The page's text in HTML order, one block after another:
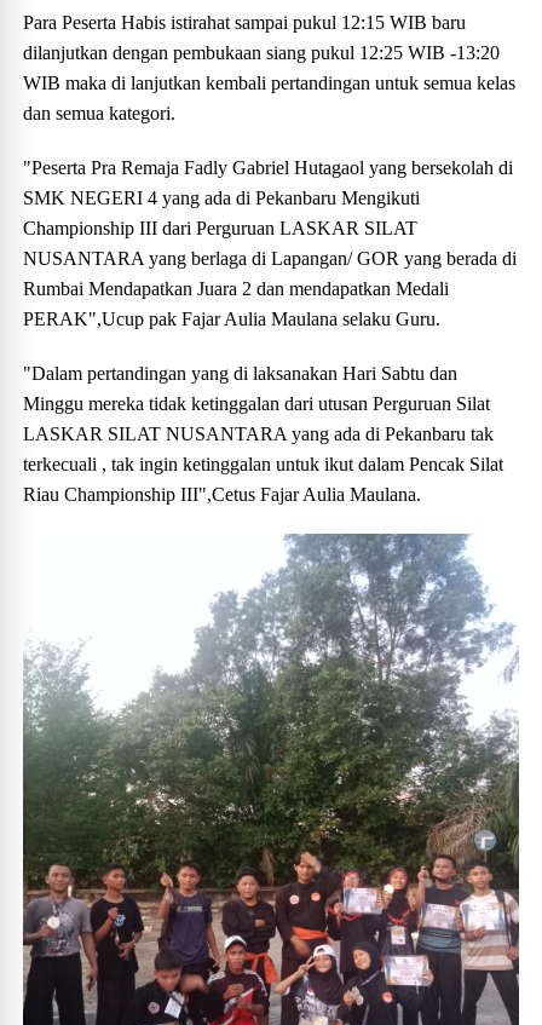
Para Peserta Habis istirahat sampai pukul 12:15 WIB baru
dilanjutkan dengan pembukaan siang pukul 12:25 WIB -13:20
WIB maka di lanjutkan kembali pertandingan untuk semua kelas
dan semua kategori.
"Peserta Pra Remaja Fadly Gabriel Hutagaol yang bersekolah di
SMK NEGERI 4 yang ada di Pekanbaru Mengikuti
Championship III dari Perguruan LASKAR SILAT
NUSANTARA yang berlaga di Lapangan/ GOR yang berada di
Rumbai Mendapatkan Juara 2 dan mendapatkan Medali
PERAK",Ucup pak Fajar Aulia Maulana selaku Guru.
"Dalam pertandingan yang di laksanakan Hari Sabtu dan
Minggu mereka tidak ketinggalan dari utusan Perguruan Silat
LASKAR SILAT NUSANTARA yang ada di Pekanbaru tak
terkecuali , tak ingin ketinggalan untuk ikut dalam Pencak Silat
Riau Championship III",Cetus Fajar Aulia Maulana.